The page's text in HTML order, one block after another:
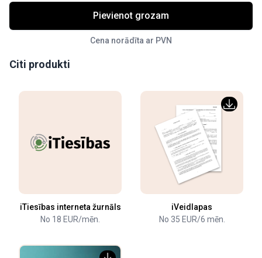
Pievienot grozam
Cena norādīta ar PVN
Citi produkti
iTiesības interneta žurnāls
No 18 EUR/mēn.
iVeidlapas
No 35 EUR/6 mēn.